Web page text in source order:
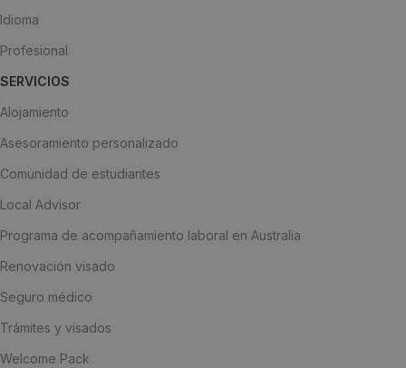
Idioma
Profesional
SERVICIOS
Alojamiento
Asesoramiento personalizado
Comunidad de estudiantes
Local Advisor
Programa de acompañamiento laboral en Australia
Renovación visado
Seguro médico
Trámites y visados
Welcome Pack